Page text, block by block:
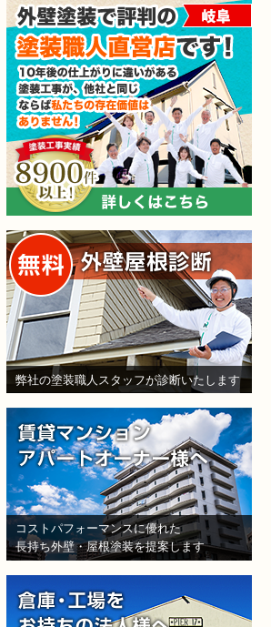
弊社の塗装職人スタッフが診断いたします
コストパフォーマンスに優れた
長持ち外壁・屋根塗装を提案します